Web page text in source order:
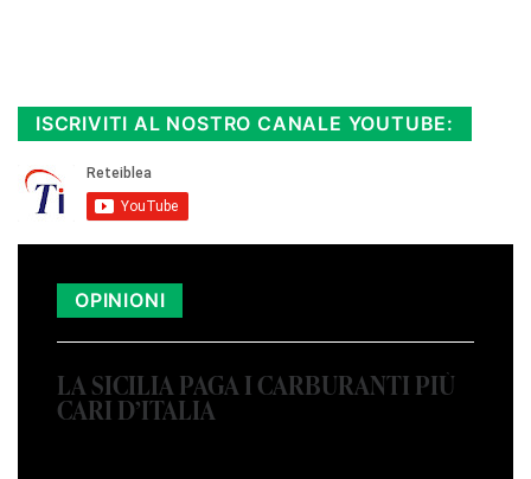
ISCRIVITI AL NOSTRO CANALE YOUTUBE:
OPINIONI
LA SICILIA PAGA I CARBURANTI PIÙ
CARI D’ITALIA